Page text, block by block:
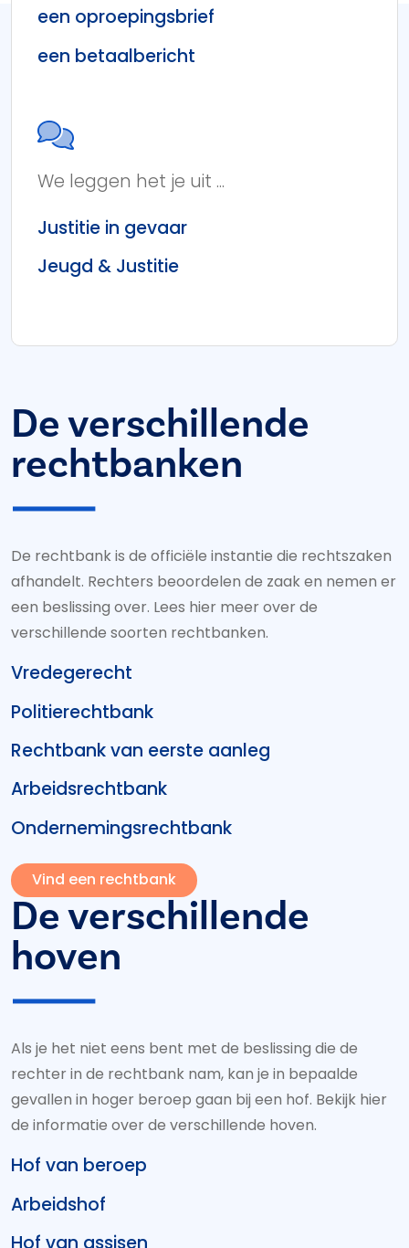
een oproepingsbrief
een betaalbericht
We leggen het je uit ...
Justitie in gevaar
Jeugd & Justitie
De verschillende
rechtbanken
De rechtbank is de officiële instantie die rechtszaken
afhandelt. Rechters beoordelen de zaak en nemen er
een beslissing over. Lees hier meer over de
verschillende soorten rechtbanken.
Vredegerecht
Politierechtbank
Rechtbank van eerste aanleg
Arbeidsrechtbank
Ondernemingsrechtbank
Vind een rechtbank
De verschillende
hoven
Als je het niet eens bent met de beslissing die de
rechter in de rechtbank nam, kan je in bepaalde
gevallen in hoger beroep gaan bij een hof. Bekijk hier
de informatie over de verschillende hoven.
Hof van beroep
Arbeidshof
Hof van assisen